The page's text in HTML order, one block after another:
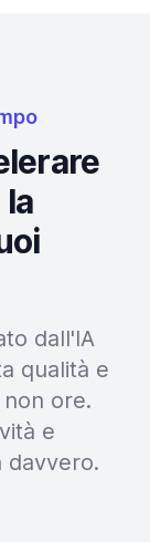
dall'IA
qualità e
ore.
e
davvero.